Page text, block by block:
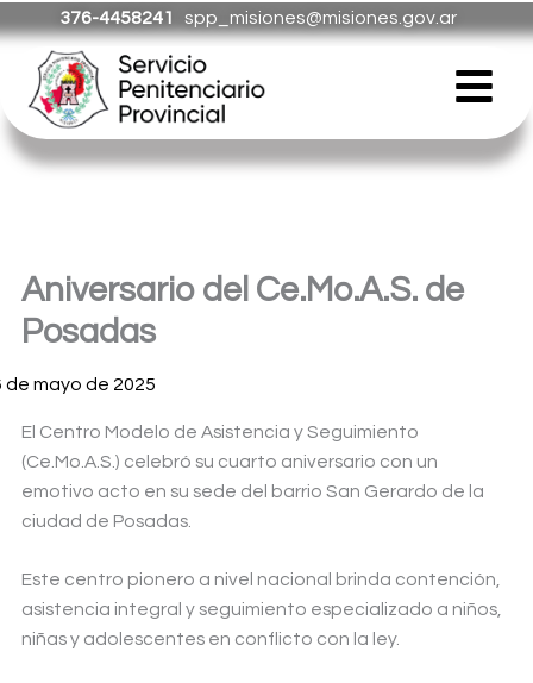
al
contenido
376-4458241 spp_misiones@misiones.gov.ar
Aniversario del Ce.Mo.A.S. de
Posadas
de mayo de 2025
El Centro Modelo de Asistencia y Seguimiento
(Ce.Mo.A.S.) celebró su cuarto aniversario con un
emotivo acto en su sede del barrio San Gerardo de la
ciudad de Posadas.
Este centro pionero a nivel nacional brinda contención,
asistencia integral y seguimiento especializado a niños,
niñas y adolescentes en conflicto con la ley.